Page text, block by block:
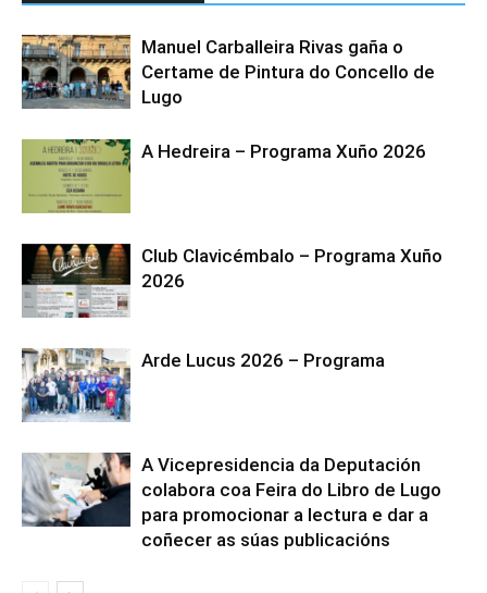
Manuel Carballeira Rivas gaña o
Certame de Pintura do Concello de
Lugo
A Hedreira – Programa Xuño 2026
Club Clavicémbalo – Programa Xuño
2026
Arde Lucus 2026 – Programa
A Vicepresidencia da Deputación
colabora coa Feira do Libro de Lugo
para promocionar a lectura e dar a
coñecer as súas publicacións